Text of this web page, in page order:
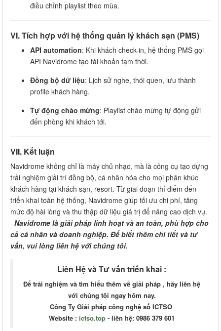
điều chỉnh playlist theo mùa.
VI. Tích hợp với hệ thống quản lý khách sạn (PMS)
API automation: Khi khách check-in, hệ thống PMS gọi
API Navidrome tạo tài khoản tạm thời.
Đồng bộ dữ liệu: Lịch sử nghe, thói quen, lưu thành
profile khách hàng.
Tự động chào mừng: Playlist chào mừng tự động gửi
đến phòng khi khách tới.
VII. Kết luận
Navidrome không chỉ là máy chủ nhạc, mà là công cụ tạo dựng
trải nghiệm giải trí đồng bộ, cá nhân hóa cho mọi phân khúc
khách hàng tại khách sạn, resort. Từ giai đoạn thí điểm đến
triển khai toàn hệ thống, Navidrome giúp tối ưu chi phí, tăng
mức độ hài lòng và thu thập dữ liệu giá trị để nâng cao dịch vụ.
Navidrome là giải pháp linh hoạt và an toàn, phù hợp cho
cả cá nhân và doanh nghiệp. Để biết thêm chi tiết và tư
vấn, vui lòng liên hệ với chúng tôi.
Liên Hệ và Tư vấn triển khai :
Để trải nghiệm và tìm hiểu thêm về giải pháp , hãy liên hệ
với chúng tôi ngay hôm nay.
Công Ty Giải pháp công nghệ số ICTSO
Website : ictso.top - liên hệ: 0986 379 601